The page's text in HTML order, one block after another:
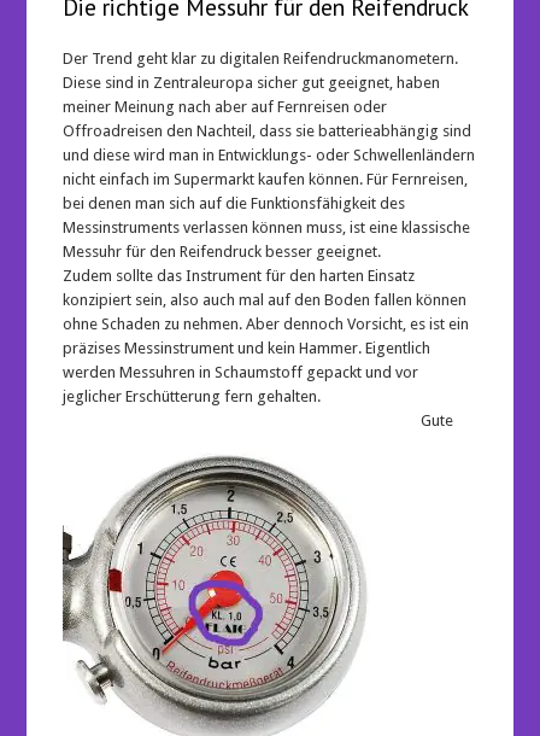
Die richtige Messuhr für den Reifendruck
Der Trend geht klar zu digitalen Reifendruckmanometern.
Diese sind in Zentraleuropa sicher gut geeignet, haben
meiner Meinung nach aber auf Fernreisen oder
Offroadreisen den Nachteil, dass sie batterieabhängig sind
und diese wird man in Entwicklungs- oder Schwellenländern
nicht einfach im Supermarkt kaufen können. Für Fernreisen,
bei denen man sich auf die Funktionsfähigkeit des
Messinstruments verlassen können muss, ist eine klassische
Messuhr für den Reifendruck besser geeignet.
Zudem sollte das Instrument für den harten Einsatz
konzipiert sein, also auch mal auf den Boden fallen können
ohne Schaden zu nehmen. Aber dennoch Vorsicht, es ist ein
präzises Messinstrument und kein Hammer. Eigentlich
werden Messuhren in Schaumstoff gepackt und vor
jeglicher Erschütterung fern gehalten.
Gute